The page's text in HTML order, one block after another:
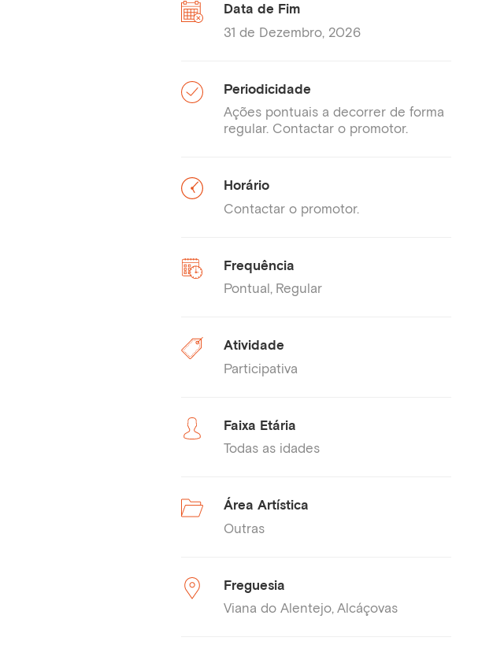
Data de Fim
31 de Dezembro, 2026
Periodicidade
Ações pontuais a decorrer de forma
regular. Contactar o promotor.
Horário
Contactar o promotor.
Frequência
Pontual Regular
Atividade
Participativa
Faixa Etária
Todas as idades
Área Artística
Outras
Freguesia
Viana do Alentejo Alcáçovas